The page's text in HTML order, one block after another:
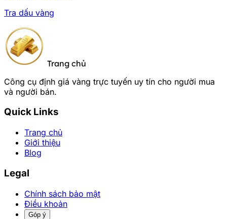
Tra dấu vàng
Trang chủ
Công cụ định giá vàng trực tuyến uy tín cho người mua
và người bán.
Quick Links
Trang chủ
Giới thiệu
Blog
Legal
Chính sách bảo mật
Điều khoản
Góp ý